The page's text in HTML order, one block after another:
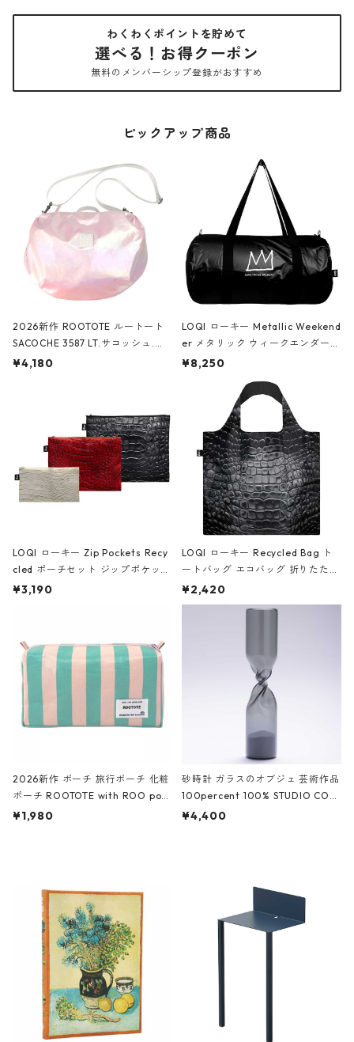
わくわくポイントを貯めて
選べる！お得クーポン
無料のメンバーシップ登録がおすすめ
ピックアップ商品
2026新作 ROOTOTE ルートート
SACOCHE 3587 LT.サコッシュ.ル
ミエ-B ショルダーバッグ グロスピ
¥4,180
LOQI ローキー Metallic Weekend
er メタリック ウィークエンダー
ボストンバッグ ショルダーバッグ
Black ジャン=ミッシェル・バスキ
ア/クラウン ブラック
¥8,250
LOQI ローキー Zip Pockets Recy
cled ポーチセット ジップポケット
ファスナーポーチ 撥水加工 トラベ
ーガンディー、オフホワイト
¥3,190
LOQI ローキー Recycled Bag ト
ートバッグ エコバッグ 折りたたみ
大きめ 撥水加工 収納ポーチ CRO
CODILE/Black クロコダイル/ブラ
¥2,420
2026新作 ポーチ 旅行ポーチ 化粧
ポーチ ROOTOTE with ROO pou
ch 3532 ルートート WR.ポーチ.ラ
¥1,980
砂時計 ガラスのオブジェ 芸術作品
100percent 100% STUDIO COH
AKU Timeless 100パーセント ス
¥4,400